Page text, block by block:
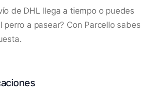
de DHL llega a tiempo o puedes
perro a pasear? Con Parcello sabes